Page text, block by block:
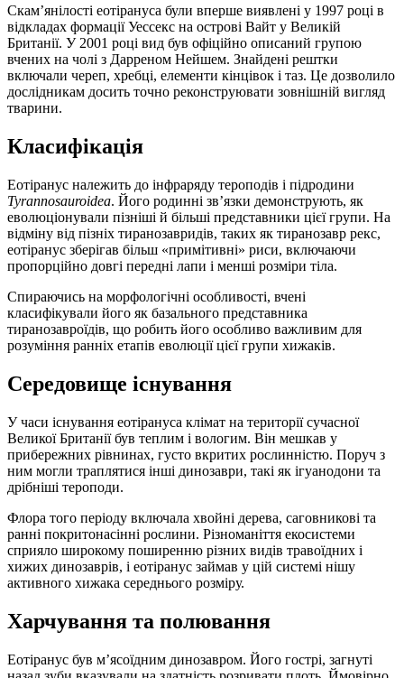
Скам’янілості еотірануса були вперше виявлені у 1997 році в
відкладах формації Уессекс на острові Вайт у Великій
Британії. У 2001 році вид був офіційно описаний групою
вчених на чолі з Дарреном Нейшем. Знайдені рештки
включали череп, хребці, елементи кінцівок і таз. Це дозволило
дослідникам досить точно реконструювати зовнішній вигляд
тварини.
Класифікація
Еотіранус належить до інфраряду тероподів і підродини
Tyrannosauroidea. Його родинні зв’язки демонструють, як
еволюціонували пізніші й більші представники цієї групи. На
відміну від пізніх тиранозавридів, таких як тиранозавр рекс,
еотіранус зберігав більш «примітивні» риси, включаючи
пропорційно довгі передні лапи і менші розміри тіла.
Спираючись на морфологічні особливості, вчені
класифікували його як базального представника
тиранозавроїдів, що робить його особливо важливим для
розуміння ранніх етапів еволюції цієї групи хижаків.
Середовище існування
У часи існування еотірануса клімат на території сучасної
Великої Британії був теплим і вологим. Він мешкав у
прибережних рівнинах, густо вкритих рослинністю. Поруч з
ним могли траплятися інші динозаври, такі як ігуанодони та
дрібніші тероподи.
Флора того періоду включала хвойні дерева, саговникові та
ранні покритонасінні рослини. Різноманіття екосистеми
сприяло широкому поширенню різних видів травоїдних і
хижих динозаврів, і еотіранус займав у цій системі нішу
активного хижака середнього розміру.
Харчування та полювання
Еотіранус був м’ясоїдним динозавром. Його гострі, загнуті